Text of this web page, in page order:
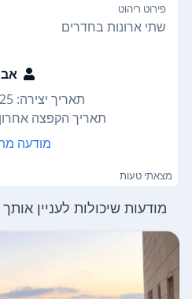
פירוט ריהוט
שתי ארונות בחדרים
תאריך יצירה: 12/08/2025
תאריך הקפצה אחרון: 12/08/
מודעה
מצאתי טעות
מודעות שיכולות לעניין אותך